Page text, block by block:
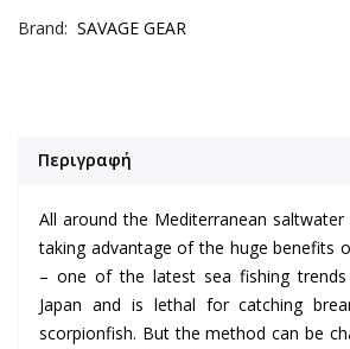
Brand
SAVAGE GEAR
Περιγραφή
All around the Mediterranean saltwater
taking advantage of the huge benefits
– one of the latest sea fishing
Japan and is lethal for catching
scorpionfish. But the method can be